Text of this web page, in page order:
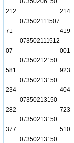
07350206150
212
214
073502111507
71
419
073502111512
07
001
07350212150
581
923
07350213150
234
404
07350213150
282
723
07350213150
377
510
07350213150